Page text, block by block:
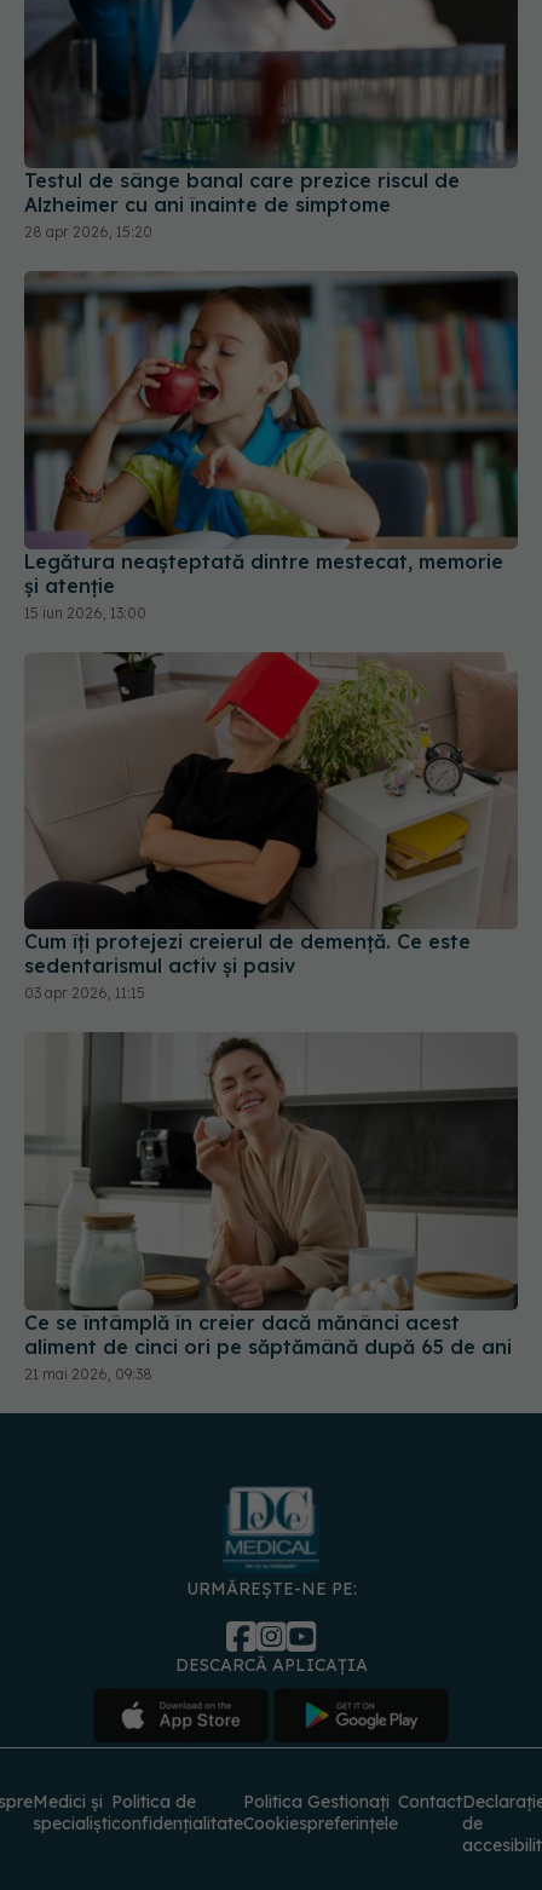
Testul de sânge banal care prezice riscul de
Alzheimer cu ani înainte de simptome
28 apr 2026, 15:20
Legătura neașteptată dintre mestecat, memorie
și atenție
15 iun 2026, 13:00
Cum îți protejezi creierul de demență. Ce este
sedentarismul activ și pasiv
03 apr 2026, 11:15
Ce se întâmplă în creier dacă mănânci acest
aliment de cinci ori pe săptămână după 65 de ani
21 mai 2026, 09:38
URMĂREȘTE-NE PE:
DESCARCĂ APLICAȚIA
Medici și
specialiști
Politica de
confidențialitate
Politica
Cookies
Gestionați
preferințele
Contact
de